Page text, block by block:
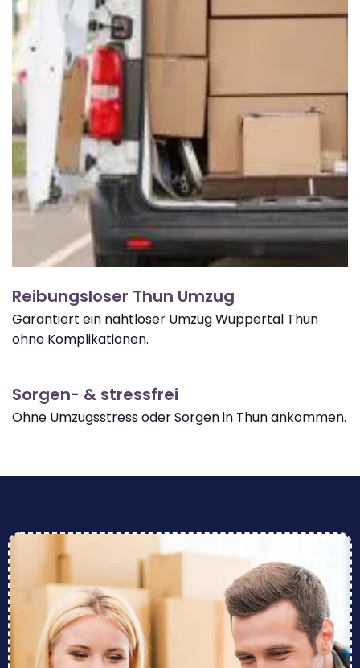
Reibungsloser Thun Umzug
Garantiert ein nahtloser Umzug Wuppertal Thun
ohne Komplikationen.
Sorgen- & stressfrei
Ohne Umzugsstress oder Sorgen in Thun ankommen.